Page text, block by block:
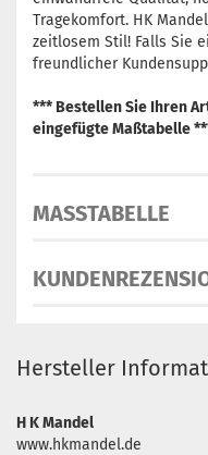
Tragekomfort. HK
zeitlosem Stil! Falls Sie
freundlicher
*** Bestellen Sie Ihren
eingefügte Maßtabelle
MASSTABELLE
Hersteller
H K Mandel
www.hkmandel.de